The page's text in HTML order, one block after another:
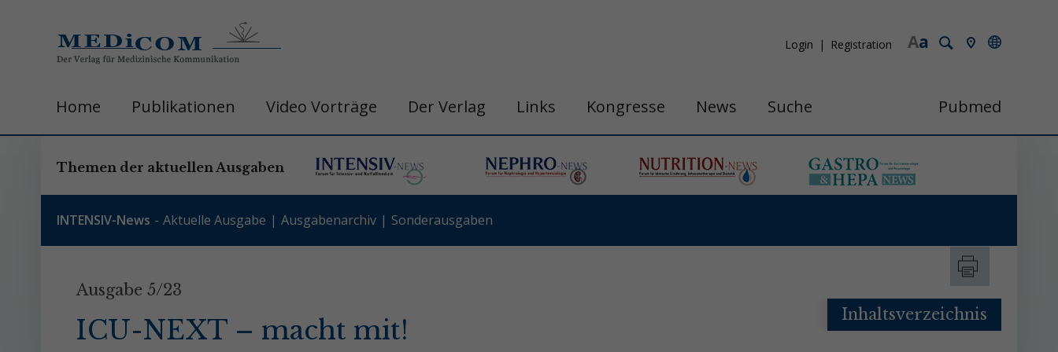
a
A
Login Registration
Home Publikationen Video Vorträge Der Verlag Links Kongresse News Suche Pubmed
Themen der aktuellen Ausgaben
INTENSIV-News Aktuelle Ausgabe Ausgabenarchiv Sonderausgaben
Ausgabe 5/23
ICU-NEXT – macht mit! Inhaltsverzeichnis